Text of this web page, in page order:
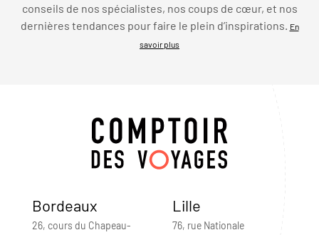
conseils de nos spécialistes, nos coups de cœur, et nos
dernières tendances pour faire le plein d’inspirations.
En
savoir plus
Bordeaux
26, cours du Chapeau-
Lille
76, rue Nationale